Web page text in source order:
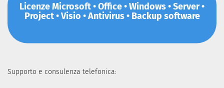
Licenze Microsoft • Office • Windows • Server •
Project • Visio • Antivirus • Backup software
Supporto e consulenza telefonica: